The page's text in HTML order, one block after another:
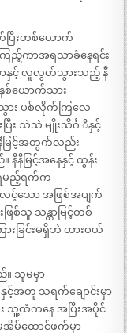
က်ပြီးတစ်ယောက်
ည့်ကာအရသာခံနေရင်း
င့် လူလွတ်သွားသည့် နီ
စ်ယောက်သား
ား ပစ်လိုက်ကြလေ
ြီး သဲသဲ မျိုးသိင်္ဂ ီနှင့်
မြင့်အတွက်လည်း
မြင့်အနေနှင့် ထွန်း
ရမည့်ရက်က
လင့်သော အဖြစ်အပျက်
ြစ်သူ သန္တာမြင့်တစ်
းခြင်းမရှိဘဲ ထားဝယ်
။ သူမမှာ
အတူ သရက်ချောင်းမှာ
သူ့ထံကနေ အပြီးအပိုင်
အိမ်ထောင်ဖက်မှာ